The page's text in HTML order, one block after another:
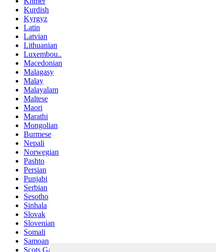
Kurdish
Kyrgyz
Latin
Latvian
Lithuanian
Luxembou..
Macedonian
Malagasy
Malay
Malayalam
Maltese
Maori
Marathi
Mongolian
Burmese
Nepali
Norwegian
Pashto
Persian
Punjabi
Serbian
Sesotho
Sinhala
Slovak
Slovenian
Somali
Samoan
Scots Gaelic